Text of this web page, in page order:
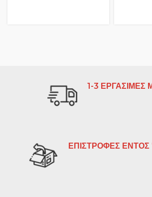
1-3 ΕΡΓΑΣΙΜΕΣ
ΕΠΙΣΤΡΟΦΕΣ